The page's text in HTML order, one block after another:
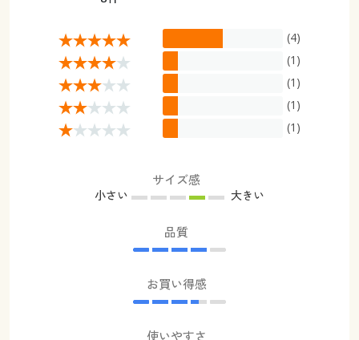
(4)
(1)
(1)
(1)
(1)
サイズ感
小さい 大きい
品質
お買い得感
使いやすさ